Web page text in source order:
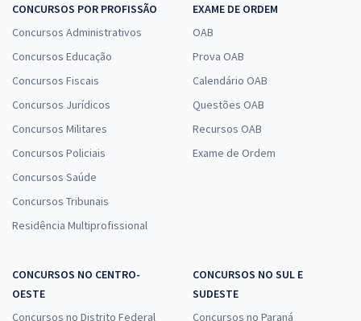
CONCURSOS POR PROFISSÃO
Concursos Administrativos
Concursos Educação
Concursos Fiscais
Concursos Jurídicos
Concursos Militares
Concursos Policiais
Concursos Saúde
Concursos Tribunais
Residência Multiprofissional
EXAME DE ORDEM
OAB
Prova OAB
Calendário OAB
Questões OAB
Recursos OAB
Exame de Ordem
CONCURSOS NO CENTRO-
OESTE
Concursos no Distrito Federal
CONCURSOS NO SUL E
SUDESTE
Concursos no Paraná